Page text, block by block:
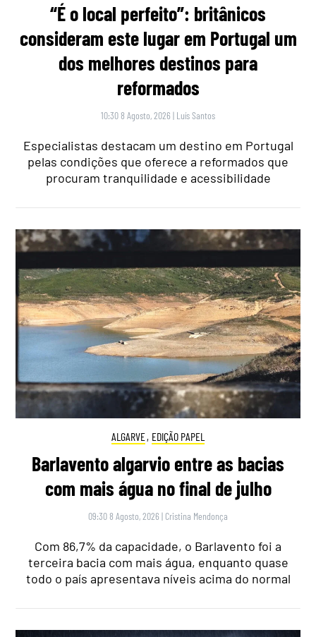
“É o local perfeito”: britânicos
consideram este lugar em Portugal um
dos melhores destinos para
reformados
10:30 8 Agosto, 2026 | Luís Santos
Especialistas destacam um destino em Portugal
pelas condições que oferece a reformados que
procuram tranquilidade e acessibilidade
ALGARVE, EDIÇÃO PAPEL
Barlavento algarvio entre as bacias
com mais água no final de julho
09:30 8 Agosto, 2026 | Cristina Mendonça
Com 86,7% da capacidade, o Barlavento foi a
terceira bacia com mais água, enquanto quase
todo o país apresentava níveis acima do normal